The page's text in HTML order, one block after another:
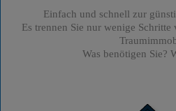
Einfach und schnell zur
Es trennen Sie nur wenige
Was benötigen Sie?